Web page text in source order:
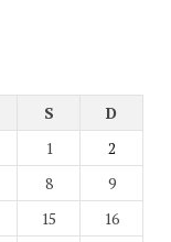
S
D
1
2
8
9
15
16